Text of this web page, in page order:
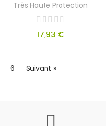
Très Haute Protection
17,93 €
6 Suivant »